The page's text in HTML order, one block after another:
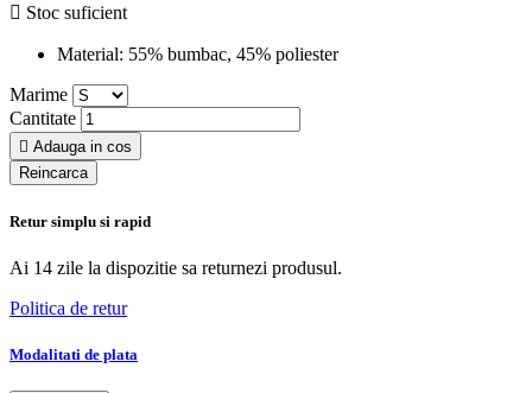
 Stoc suficient
Material: 55% bumbac, 45% poliester
Marime
Cantitate
 Adauga in cos
Retur simplu si rapid
Ai 14 zile la dispozitie sa returnezi produsul.
Politica de retur
Modalitati de plata